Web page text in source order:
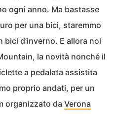
ogni anno. Ma bastasse
per una bici, staremmo
d’inverno. E allora noi
la novità nonché il
a pedalata assistita
proprio andati, per un
organizzato da Verona